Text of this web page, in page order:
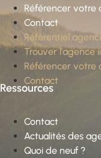
Référencer votre
Contact
Référentiel
Trouver l’agence
Référencer votre
Contact
Ressources
Contact
Actualités des
Quoi de neuf ?